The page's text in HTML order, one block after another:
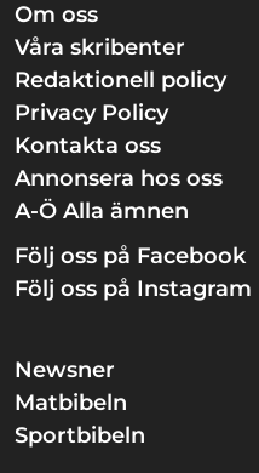
Om oss
Våra skribenter
Redaktionell policy
Privacy Policy
Kontakta oss
Annonsera hos oss
A-Ö Alla ämnen
Följ oss på Facebook
Följ oss på Instagram
Newsner
Matbibeln
Sportbibeln